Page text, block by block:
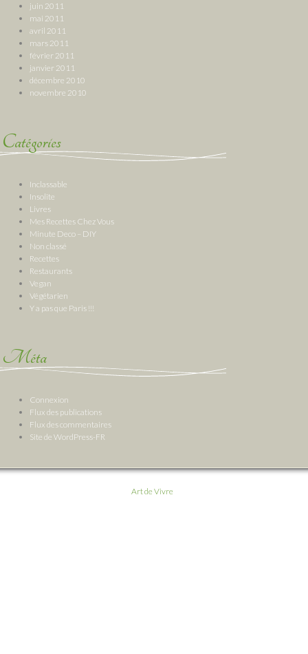
juin 2011
mai 2011
avril 2011
mars 2011
février 2011
janvier 2011
décembre 2010
novembre 2010
Catégories
Inclassable
Insolite
Livres
Mes Recettes Chez Vous
Minute Deco – DIY
Non classé
Recettes
Restaurants
Vegan
Végétarien
Y a pas que Paris !!!
Méta
Connexion
Flux des publications
Flux des commentaires
Site de WordPress-FR
Art de Vivre